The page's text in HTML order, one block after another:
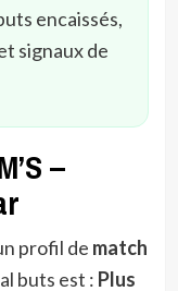
encaissés,
signaux de
–
profil de match
buts est : Plus